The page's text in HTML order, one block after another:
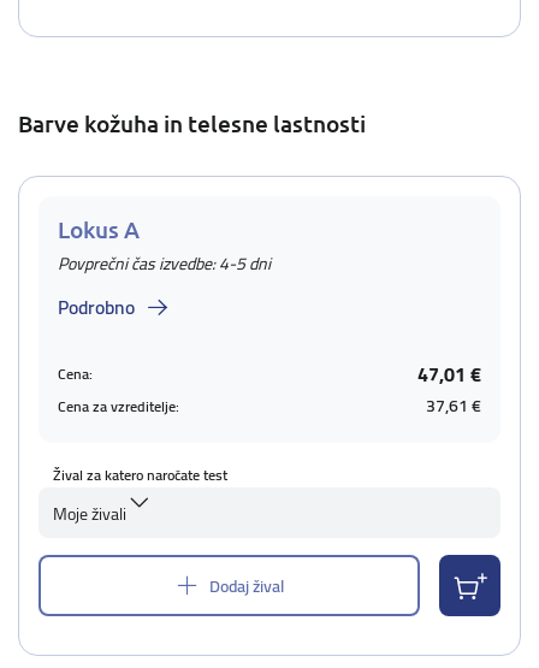
Barve kožuha in telesne lastnosti
Lokus A
Povprečni čas izvedbe: 4-5 dni
Podrobno
Cena: 47,01 €
Cena za vzreditelje: 37,61 €
Žival za katero naročate test
Moje živali
Dodaj žival